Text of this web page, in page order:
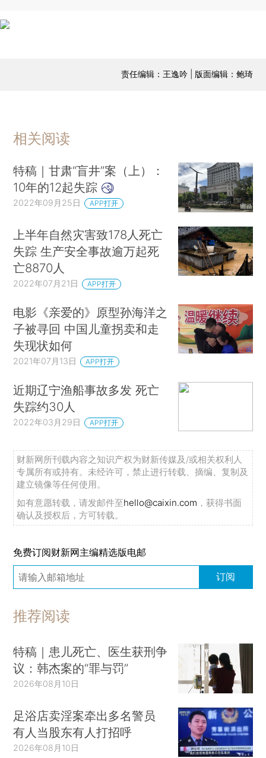
责任编辑：王逸吟 | 版面编辑：鲍琦
相关阅读
特稿｜甘肃“盲井”案（上）：
10年的12起失踪
2022年09月25日 APP打开
上半年自然灾害致178人死亡
失踪 生产安全事故逾万起死
亡8870人
2022年07月21日 APP打开
电影《亲爱的》原型孙海洋之
子被寻回 中国儿童拐卖和走
失现状如何
2021年07月13日 APP打开
近期辽宁渔船事故多发 死亡
失踪约30人
2022年03月29日 APP打开
财新网所刊载内容之知识产权为财新传媒及/或相关权利人
专属所有或持有。未经许可，禁止进行转载、摘编、复制及
建立镜像等任何使用。
如有意愿转载，请发邮件至hello@caixin.com ，获得书面
确认及授权后，方可转载。
免费订阅财新网主编精选版电邮
订阅
推荐阅读
特稿｜患儿死亡、医生获刑争
议：韩杰案的“罪与罚”
2026年08月10日
足浴店卖淫案牵出多名警员
有人当股东有人打招呼
2026年08月10日